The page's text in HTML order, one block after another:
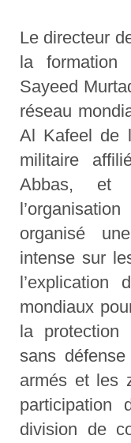
Le directeur
la
Sayeed
réseau
Al Kafeel de
militaire
Abbas, et
organisé
intense sur
mondiaux
la
sans
armés et les
participation
division de